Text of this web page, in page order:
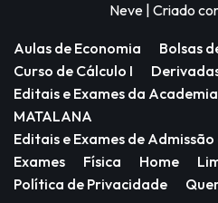
Neve| Criado
Aulas de Economia
Bolsas
Curso de Cálculo I
Editais e Exames da
MATALANA
Editais e Exames de
Exames
Física Home
Política de Privacidade